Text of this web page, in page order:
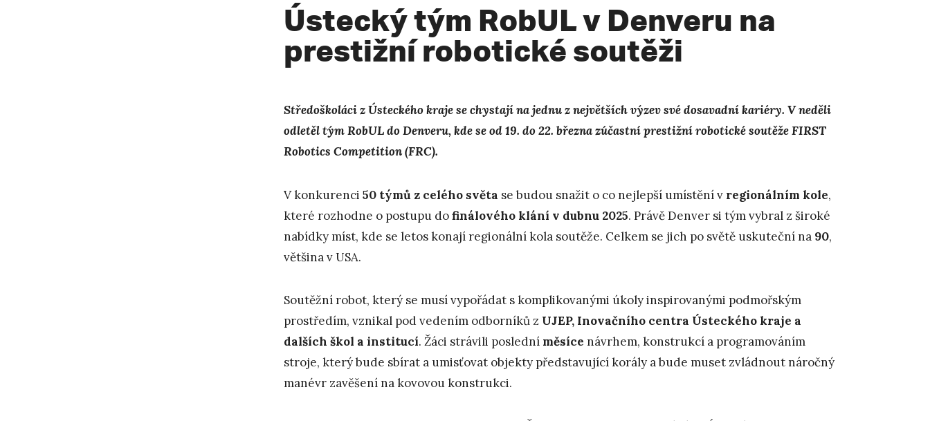
Ústecký tým RobUL v Denveru na
prestižní robotické soutěži
Středoškoláci z Ústeckého kraje se chystají na jednu z největších výzev své dosavadní kariéry. V neděli
odletěl tým RobUL do Denveru, kde se od 19. do 22. března zúčastní prestižní robotické soutěže FIRST
Robotics Competition (FRC).
V konkurenci 50 týmů z celého světa se budou snažit o co nejlepší umístění v regionálním kole,
které rozhodne o postupu dofinálového klání v dubnu 2025. Právě Denver si tým vybral z široké
nabídky míst, kde se letos konají regionální kola soutěže. Celkem se jich po světě uskuteční na 90,
většina v USA.
Soutěžní robot, který se musí vypořádat s komplikovanými úkoly inspirovanými podmořským
prostředím, vznikal pod vedením odborníků z UJEP, Inovačního centra Ústeckého kraje a
dalších škol a institucí. Žáci strávili poslední měsíce návrhem, konstrukcí a programováním
stroje, který bude sbírat a umisťovat objekty představující korály a bude muset zvládnout náročný
manévr zavěšení na kovovou konstrukci.